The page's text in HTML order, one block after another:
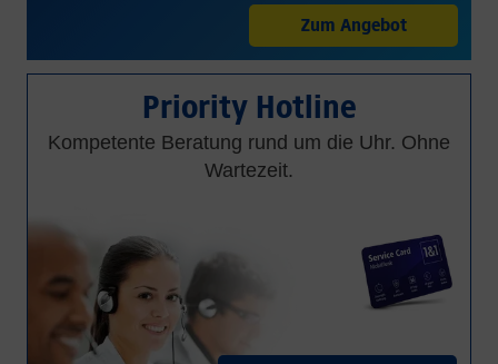
Zum Angebot
Priority Hotline
Kompetente Beratung rund um die Uhr. Ohne
Wartezeit.